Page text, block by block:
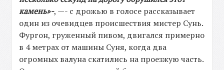
камень»-, —- с дрожью в голосе рассказывает
один из очевидцев происшествия мистер Сунь.
Фургон, груженный пивом, двигался примерно
в 4 метрах от машины Суня, когда два
огромных валуна скатились на проезжую часть.